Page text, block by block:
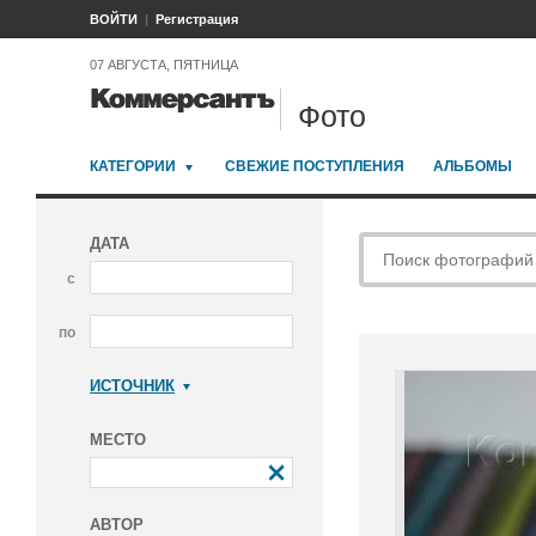
ВОЙТИ Регистрация
07 АВГУСТА, ПЯТНИЦА
Фото
КАТЕГОРИИ СВЕЖИЕ ПОСТУПЛЕНИЯ АЛЬБОМЫ
ДАТА
с
по
ИСТОЧНИК
МЕСТО
АВТОР